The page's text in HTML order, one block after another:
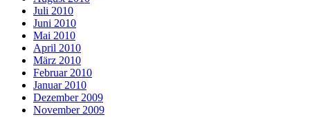
Juli 2010
Juni 2010
Mai 2010
April 2010
März 2010
Februar 2010
Januar 2010
Dezember 2009
November 2009